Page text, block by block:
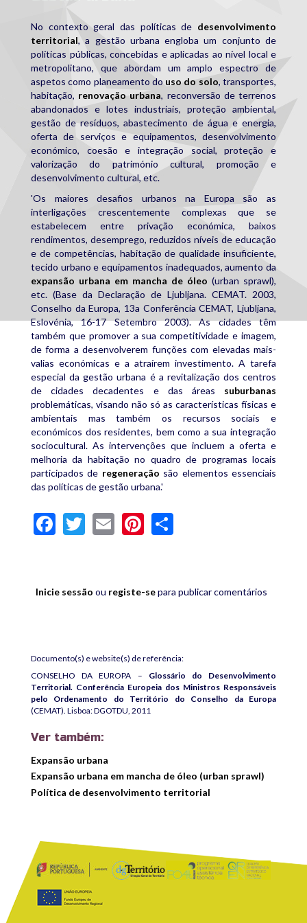
No contexto geral das políticas de desenvolvimento
territorial, a gestão urbana engloba um conjunto de
políticas públicas, concebidas e aplicadas ao nível local e
metropolitano, que abordam um amplo espectro de
aspetos como planeamento do uso do solo, transportes,
habitação, renovação urbana, reconversão de terrenos
abandonados e lotes industriais, proteção ambiental,
gestão de resíduos, abastecimento de água e energia,
oferta de serviços e equipamentos, desenvolvimento
económico, coesão e integração social, proteção e
valorização do património cultural, promoção e
desenvolvimento cultural, etc.
'Os maiores desafios urbanos na Europa são as
interligações crescentemente complexas que se
estabelecem entre privação económica, baixos
rendimentos, desemprego, reduzidos níveis de educação
e de competências, habitação de qualidade insuficiente,
tecido urbano e equipamentos inadequados, aumento da
expansão urbana em mancha de óleo (urban sprawl),
etc. (Base da Declaração de Ljubljana. CEMAT. 2003,
Conselho da Europa, 13a Conferência CEMAT, Ljubljana,
Eslovénia, 16-17 Setembro 2003). As cidades têm
também que promover a sua competitividade e imagem,
de forma a desenvolverem funções com elevadas mais-
valias económicas e a atraírem investimento. A tarefa
especial da gestão urbana é a revitalização dos centros
de cidades decadentes e das áreas suburbanas
problemáticas, visando não só as características físicas e
ambientais mas também os recursos sociais e
económicos dos residentes, bem como a sua integração
sociocultural. As intervenções que incluem a oferta e
melhoria da habitação no quadro de programas locais
participados de regeneração são elementos essenciais
das políticas de gestão urbana.'
Facebook
Twitter
EmailPinterest
Inicie sessão ou registe-separa publicar comentários
Documento(s) e website(s) de referência:
CONSELHO DA EUROPA – Glossário do Desenvolvimento
Territorial. Conferência Europeia dos Ministros Responsáveis
pelo Ordenamento do Território do Conselho da Europa
(CEMAT). Lisboa: DGOTDU, 2011
Ver também:
Expansão urbana
Expansão urbana em mancha de óleo (urban sprawl)
Política de desenvolvimento territorial